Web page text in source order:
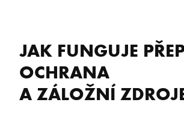
JAK FUNGUJE
OCHRANA
​A ZÁLOŽNÍ